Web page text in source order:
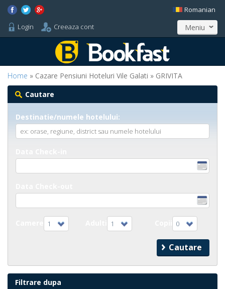
Login Creeaza cont
Romanian
Meniu
Home » Cazare Pensiuni Hoteluri Vile Galati » GRIVITA
Cautare
Destinatie/numele hotelului:
1 1 0
Filtrare dupa